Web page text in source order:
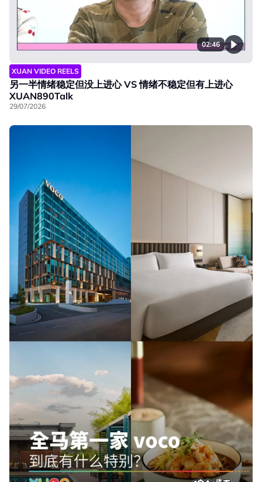
02:46
XUAN VIDEO REELS
另一半情绪稳定但没上进心 VS 情绪不稳定但有上进心
XUAN890Talk
29/07/2026